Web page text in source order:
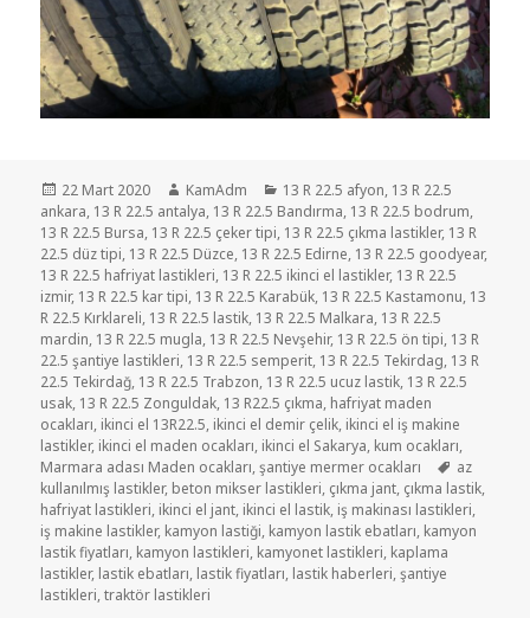
Yayın
tarihi
22 Mart 2020 Yazar
KamAdm Kategoriler
13 R 22.5 afyon, 13 R 22.5
ankara, 13 R 22.5 antalya, 13 R 22.5 Bandırma, 13 R 22.5 bodrum,
13 R 22.5 Bursa, 13 R 22.5 çeker tipi, 13 R 22.5 çıkma lastikler, 13 R
22.5 düz tipi, 13 R 22.5 Düzce, 13 R 22.5 Edirne, 13 R 22.5 goodyear,
13 R 22.5 hafriyat lastikleri, 13 R 22.5 ikinci el lastikler, 13 R 22.5
izmir, 13 R 22.5 kar tipi, 13 R 22.5 Karabük, 13 R 22.5 Kastamonu, 13
R 22.5 Kırklareli, 13 R 22.5 lastik, 13 R 22.5 Malkara, 13 R 22.5
mardin, 13 R 22.5 mugla, 13 R 22.5 Nevşehir, 13 R 22.5 ön tipi, 13 R
22.5 şantiye lastikleri, 13 R 22.5 semperit, 13 R 22.5 Tekirdag, 13 R
22.5 Tekirdağ, 13 R 22.5 Trabzon, 13 R 22.5 ucuz lastik, 13 R 22.5
usak, 13 R 22.5 Zonguldak, 13 R22.5 çıkma, hafriyat maden
ocakları, ikinci el 13R22.5, ikinci el demir çelik, ikinci el iş makine
lastikler, ikinci el maden ocakları, ikinci el Sakarya, kum ocakları,
Marmara adası Maden ocakları,şantiye mermer ocakları Etiketler
az
kullanılmış lastikler, beton mikser lastikleri, çıkma jant, çıkma lastik,
hafriyat lastikleri, ikinci el jant, ikinci el lastik, iş makinası lastikleri,
iş makine lastikler, kamyon lastiği, kamyon lastik ebatları, kamyon
lastik fiyatları, kamyon lastikleri, kamyonet lastikleri, kaplama
lastikler, lastik ebatları, lastik fiyatları, lastik haberleri,şantiye
lastikleri,traktör lastikleri